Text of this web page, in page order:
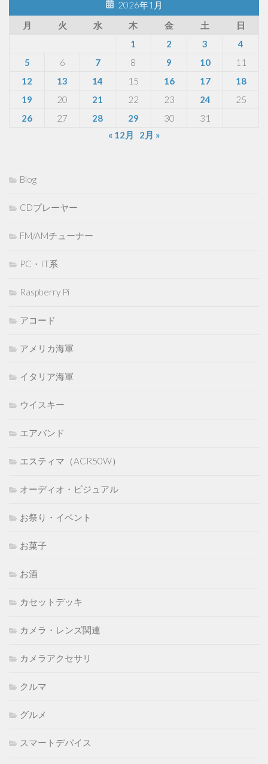
2026年1月
月
火 水 木 金 土
日
1
2 3
4
5
6 7 8 9 10
11
12
13 14 15 16 17
18
19
20 21 22 23 24
25
26
27 28 29 30
31
« 12月
2月 »
Blog
CDプレーヤー
FM/AMチューナー
PC・IT系
Raspberry Pi
アコード
アメリカ海軍
イタリア海軍
ウイスキー
エアバンド
エスティマ（ACR50W）
オーディオ・ビジュアル
お祭り・イベント
お菓子
お酒
カセットデッキ
カメラ・レンズ関連
カメラアクセサリ
クルマ
グルメ
スマートデバイス